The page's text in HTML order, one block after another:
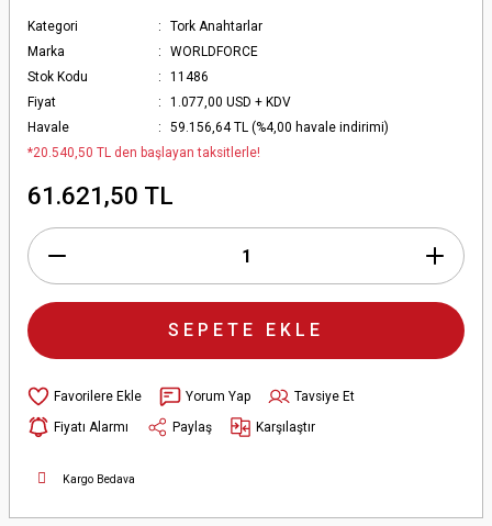
Kategori
Tork Anahtarlar
Marka
WORLDFORCE
Stok Kodu
11486
Fiyat
1.077,00 USD + KDV
Havale
59.156,64 TL (%4,00 havale indirimi)
*20.540,50 TL den başlayan taksitlerle!
61.621,50 TL
SEPETE EKLE
Yorum Yap
Tavsiye Et
Fiyatı Alarmı
Paylaş Karşılaştır
Kargo Bedava